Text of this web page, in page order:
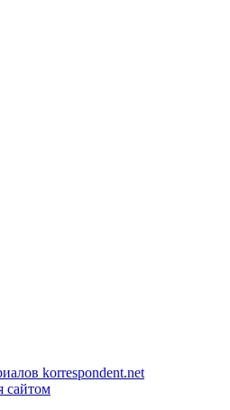
korrespondent.net
сайтом